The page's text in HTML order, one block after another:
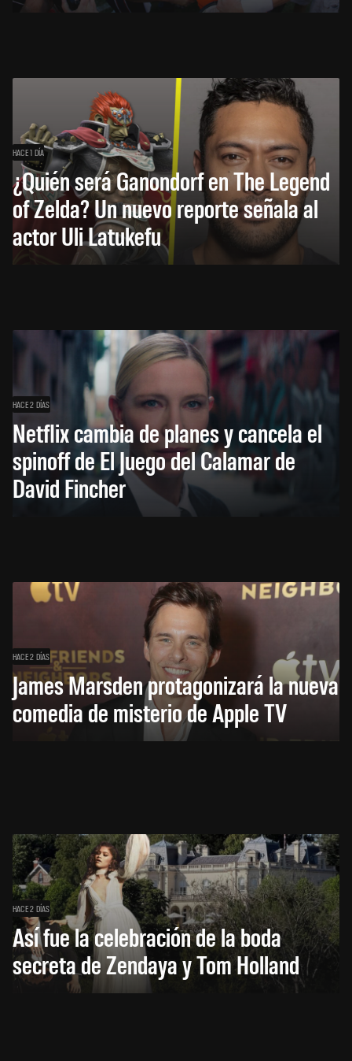
HACE 1 DÍA
¿Quién será Ganondorf en The Legend
of Zelda? Un nuevo reporte señala al
actor Uli Latukefu
HACE 2 DÍAS
Netflix cambia de planes y cancela el
spinoff de El Juego del Calamar de
David Fincher
HACE 2 DÍAS
James Marsden protagonizará la nueva
comedia de misterio de Apple TV
HACE 2 DÍAS
Así fue la celebración de la boda
secreta de Zendaya y Tom Holland